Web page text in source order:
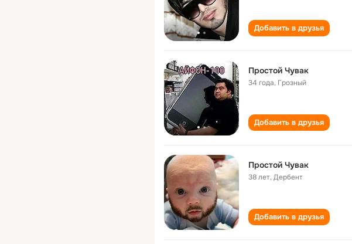
Добавить в друзья
Простой Чувак
34 года, Грозный
Добавить в друзья
Простой Чувак
38 лет,Дербент
Добавить в друзья